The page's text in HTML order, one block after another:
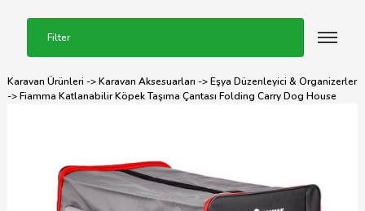
Filter
Karavan Ürünleri ->Karavan Aksesuarları ->Eşya Düzenleyici & Organizerler
-> Fiamma Katlanabilir Köpek Taşıma Çantası Folding Carry Dog House